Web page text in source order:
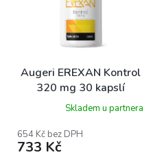
Augeri EREXAN Kontrol
320 mg 30 kapslí
Skladem u partnera
654 Kč bez DPH
733 Kč